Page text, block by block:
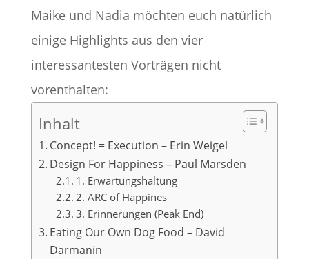
Maike und Nadia möchten euch natürlich
einige Highlights aus den vier
interessantesten Vorträgen nicht
vorenthalten:
Inhalt
Concept! = Execution – Erin Weigel
Design For Happiness – Paul Marsden
1. Erwartungshaltung
2. ARC of Happines
3. Erinnerungen (Peak End)
Eating Our Own Dog Food – David
Darmanin